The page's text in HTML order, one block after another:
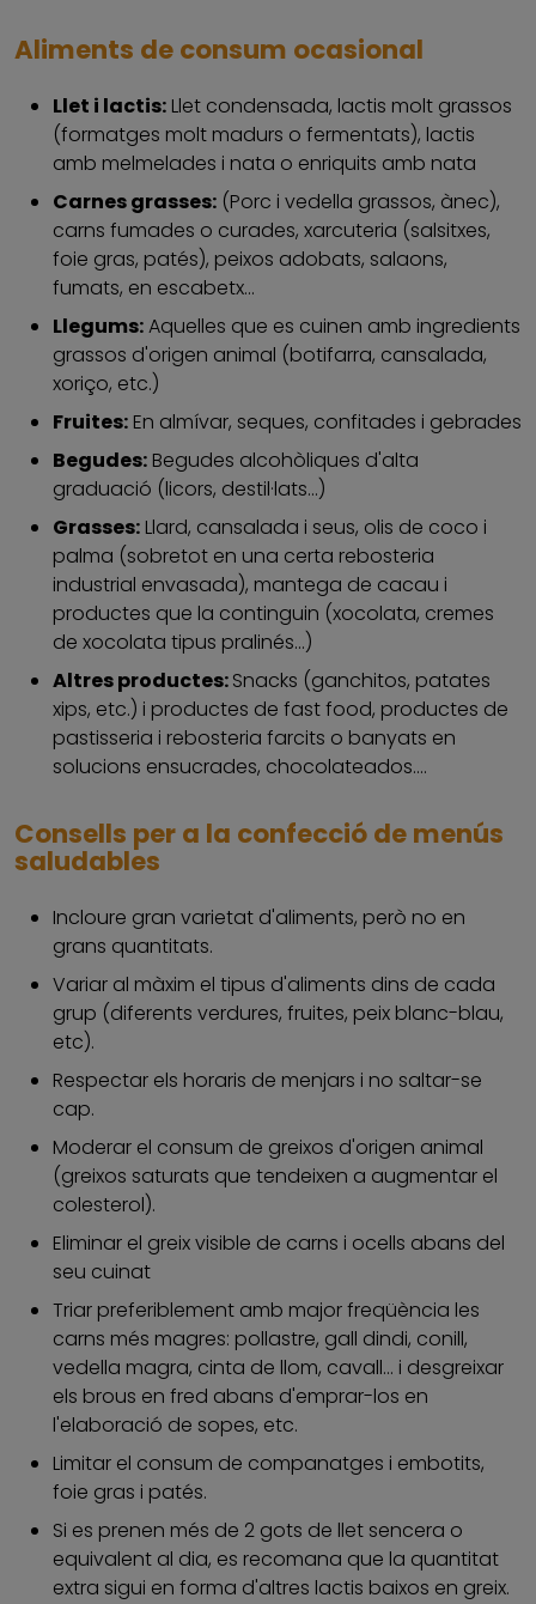
Aliments de consum ocasional
Llet i lactis: Llet condensada, lactis molt grassos
(formatges molt madurs o fermentats), lactis
amb melmelades i nata o enriquits amb nata
Carnes grasses: (Porc i vedella grassos, ànec),
carns fumades o curades, xarcuteria (salsitxes,
foie gras, patés), peixos adobats, salaons,
fumats, en escabetx...
Llegums:Aquelles que es cuinen amb ingredients
grassos d'origen animal (botifarra, cansalada,
xoriço, etc.)
Fruites: En almívar, seques, confitades i gebrades
Begudes: Begudes alcohòliques d'alta
graduació (licors, destil·lats...)
Grasses: Llard, cansalada i seus, olis de coco i
palma (sobretot en una certa rebosteria
industrial envasada), mantega de cacau i
productes que la continguin (xocolata, cremes
de xocolata tipus pralinés...)
Altres productes:Snacks (ganchitos, patates
xips, etc.) i productes de fast food, productes de
pastisseria i rebosteria farcits o banyats en
solucions ensucrades, chocolateados....
Consells per a la confecció de menús
saludables
Incloure gran varietat d'aliments, però no en
grans quantitats.
Variar al màxim el tipus d'aliments dins de cada
grup (diferents verdures, fruites, peix blanc-blau,
etc).
Respectar els horaris de menjars i no saltar-se
cap.
Moderar el consum de greixos d'origen animal
(greixos saturats que tendeixen a augmentar el
colesterol).
Eliminar el greix visible de carns i ocells abans del
seu cuinat
Triar preferiblement amb major freqüència les
carns més magres: pollastre, gall dindi, conill,
vedella magra, cinta de llom, cavall... i desgreixar
els brous en fred abans d'emprar-los en
l'elaboració de sopes, etc.
Limitar el consum de companatges i embotits,
foie gras i patés.
Si es prenen més de 2 gots de llet sencera o
equivalent al dia, es recomana que la quantitat
extra sigui en forma d'altres lactis baixos en greix.